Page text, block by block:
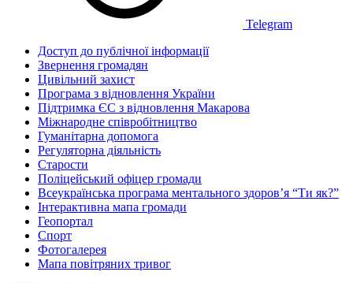
Telegram
Доступ до публічної інформації
Звернення громадян
Цивільний захист
Програма з відновлення України
Підтримка ЄС з відновлення Макарова
Міжнародне співробітництво
Гуманітарна допомога
Регуляторна діяльність
Старости
Поліцейський офіцер громади
Всеукраїнська програма ментального здоров’я “Ти як?”
Інтерактивна мапа громади
Геопортал
Спорт
Фотогалерея
Мапа повітряних тривог